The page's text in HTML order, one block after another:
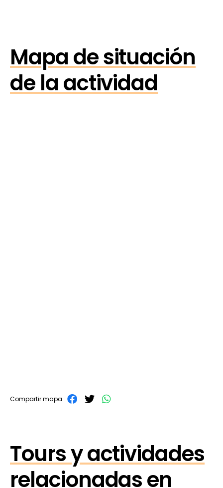
Mapa de situación
de la actividad
Compartir mapa
Tours y actividades
relacionadas en